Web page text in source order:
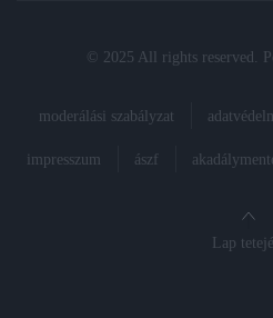
© 2025 All rights reserved.
moderálási szabályzat
impresszum ászf
Lap